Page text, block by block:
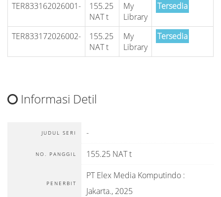
TER833162026001-
155.25
NAT t
My
Library
Tersedia
TER833172026002-
155.25
NAT t
My
Library
Tersedia
Informasi Detil
JUDUL SERI -
NO. PANGGIL 155.25 NAT t
PENERBIT
PT Elex Media Komputindo :
Jakarta., 2025